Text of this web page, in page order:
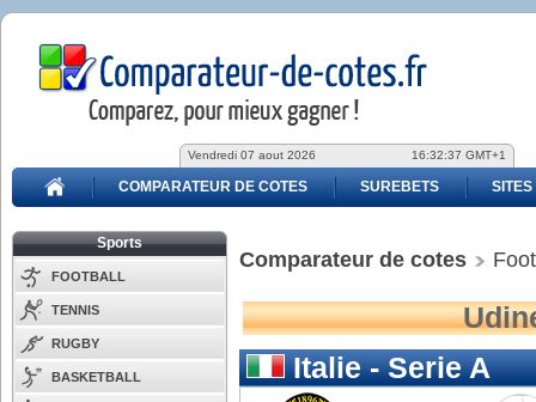
Vendredi 07 aout 2026 16:32:37 GMT+1
COMPARATEUR DE COTES SUREBETS SITES
Sports
FOOTBALL
TENNIS
RUGBY
BASKETBALL
Comparateur de cotes
Italie - Serie A